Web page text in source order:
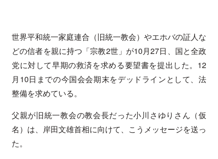
世界平和統一家庭連合（旧統一教会）やエホバの証人な
どの信者を親に持つ「宗教2世」が10月27日、国と全政
党に対して早期の救済を求める要望書を提出した。12
月10日までの今国会会期末をデッドラインとして、法
整備を求めている。
父親が旧統一教会の教会長だった小川さゆりさん（仮
名）は、岸田文雄首相に向けて、こうメッセージを送っ
た。